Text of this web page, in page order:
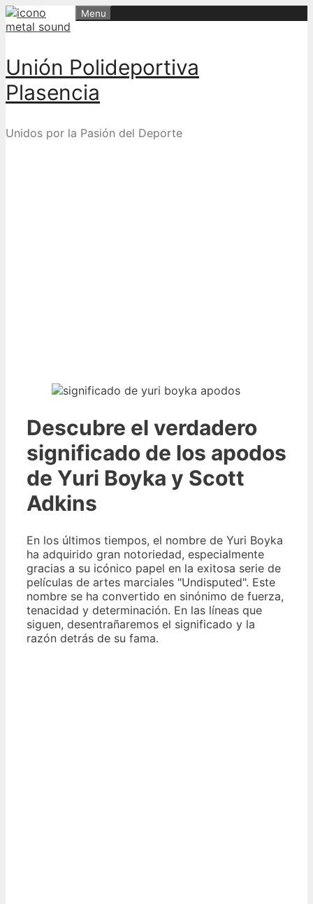
Skip
to
Unión Polideportiva
Plasencia
Unidos por la Pasión del Deporte
Menu
Descubre el verdadero
significado de los apodos
de Yuri Boyka y Scott
Adkins
En los últimos tiempos, el nombre de Yuri Boyka
ha adquirido gran notoriedad, especialmente
gracias a su icónico papel en la exitosa serie de
películas de artes marciales "Undisputed". Este
nombre se ha convertido en sinónimo de fuerza,
tenacidad y determinación. En las líneas que
siguen, desentrañaremos el significado y la
razón detrás de su fama.